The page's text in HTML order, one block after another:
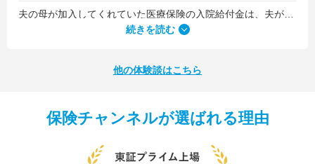
続きを読む
他の体験談はこちら
保険チャンネルが選ばれる理由